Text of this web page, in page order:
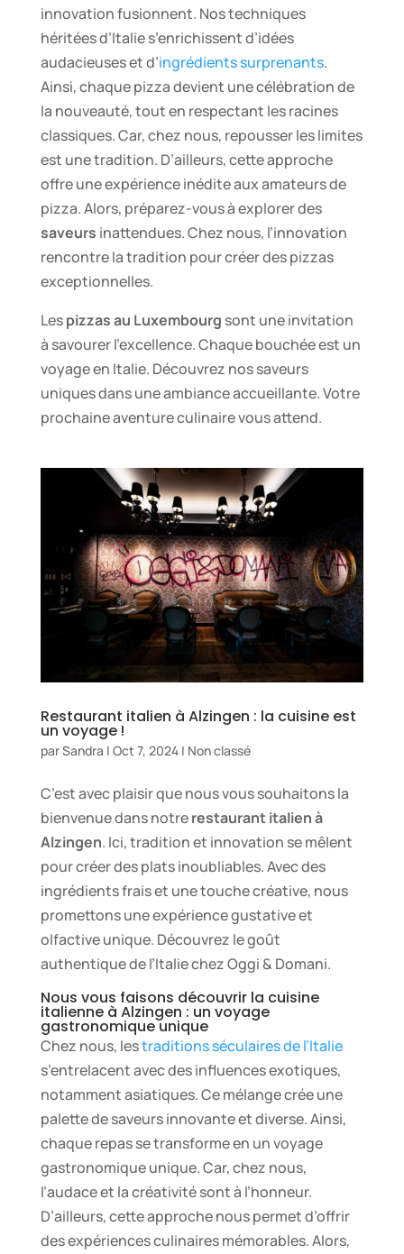
innovation fusionnent. Nos techniques
héritées d’Italie s’enrichissent d’idées
audacieuses et d’ingrédients surprenants.
Ainsi, chaque pizza devient une célébration de
la nouveauté, tout en respectant les racines
classiques. Car, chez nous, repousser les limites
est une tradition. D’ailleurs, cette approche
offre une expérience inédite aux amateurs de
pizza. Alors, préparez-vous à explorer des
saveurs inattendues. Chez nous, l’innovation
rencontre la tradition pour créer des pizzas
exceptionnelles.
Lespizzas au Luxembourg sont une invitation
à savourer l’excellence. Chaque bouchée est un
voyage en Italie. Découvrez nos saveurs
uniques dans une ambiance accueillante. Votre
prochaine aventure culinaire vous attend.
Restaurant italien à Alzingen : la cuisine est
un voyage !
parSandra | Oct 7, 2024| Non classé
C’est avec plaisir que nous vous souhaitons la
bienvenue dans notrerestaurant italien à
Alzingen. Ici, tradition et innovation se mêlent
pour créer des plats inoubliables. Avec des
ingrédients frais et une touche créative, nous
promettons une expérience gustative et
olfactive unique. Découvrez le goût
authentique de l’Italie chez Oggi & Domani.
Nous vous faisons découvrir la cuisine
italienne à Alzingen : un voyage
gastronomique unique
Chez nous, lestraditions séculaires de l’Italie
s’entrelacent avec des influences exotiques,
notamment asiatiques. Ce mélange crée une
palette de saveurs innovante et diverse. Ainsi,
chaque repas se transforme en un voyage
gastronomique unique. Car, chez nous,
l’audace et la créativité sont à l’honneur.
D’ailleurs, cette approche nous permet d’offrir
des expériences culinaires mémorables. Alors,